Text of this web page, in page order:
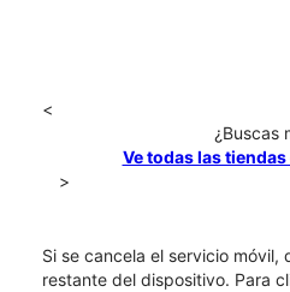
<
¿Buscas
Ve todas las
>
Si se cancela el servicio móvil,
restante del dispositivo. Para